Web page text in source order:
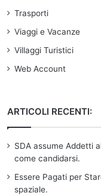
Trasporti
Viaggi e Vacanze
Villaggi Turistici
Web Account
ARTICOLI RECENTI:
SDA assume Addetti
come candidarsi.
Essere Pagati per
spaziale.